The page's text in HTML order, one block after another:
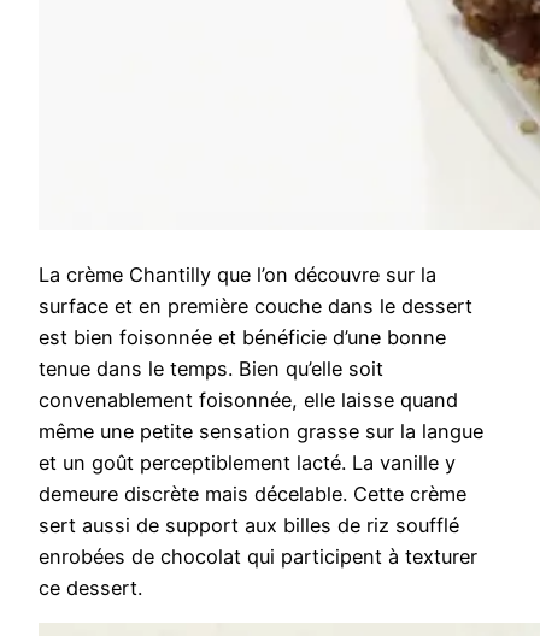
La crème Chantilly que l’on découvre sur la
surface et en première couche dans le dessert
est bien foisonnée et bénéficie d’une bonne
tenue dans le temps. Bien qu’elle soit
convenablement foisonnée, elle laisse quand
même une petite sensation grasse sur la langue
et un goût perceptiblement lacté. La vanille y
demeure discrète mais décelable. Cette crème
sert aussi de support aux billes de riz soufflé
enrobées de chocolat qui participent à texturer
ce dessert.